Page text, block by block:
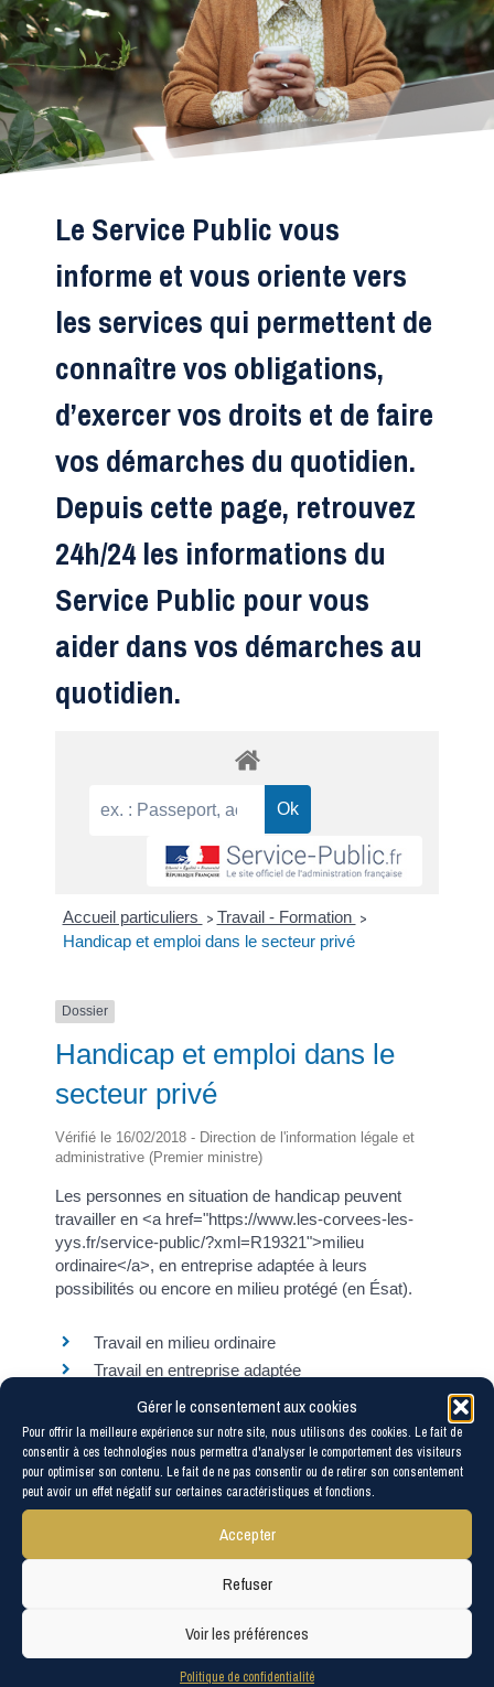
Gérer le consentement aux cookies
Pour offrir la meilleure expérience sur notre site, nous utilisons des cookies. Le fait de
consentir à ces technologies nous permettra d'analyser le comportement des visiteurs
pour optimiser son contenu. Le fait de ne pas consentir ou de retirer son consentement
peut avoir un effet négatif sur certaines caractéristiques et fonctions.
Accepter
Refuser
Voir les préférences
Politique de confidentialité
Le Service Public vous
informe et vous oriente vers
les services qui permettent de
connaître vos obligations,
d’exercer vos droits et de faire
vos démarches du quotidien.
Depuis cette page, retrouvez
24h/24 les informations du
Service Public pour vous
aider dans vos démarches au
quotidien.
Accueil particuliers > Travail - Formation >
Handicap et emploi dans le secteur privé
Dossier
Handicap et emploi dans le
secteur privé
Vérifié le 16/02/2018 - Direction de l'information légale et
administrative (Premier ministre)
Les personnes en situation de handicap peuvent
travailler en <a href="https://www.les-corvees-les-
yys.fr/service-public/?xml=R19321">milieu
ordinaire</a>, en entreprise adaptée à leurs
possibilités ou encore en milieu protégé (en Ésat).
Travail en milieu ordinaire
Travail en entreprise adaptée
Travail en établissement et service d'aide par le
travail (Ésat)
Services en ligne et formulaires
Qu'est-ce que le dispositif d'emploi
accompagné des travailleurs